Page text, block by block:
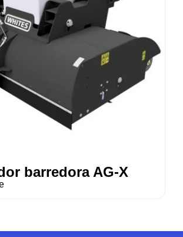
barredora AG-X